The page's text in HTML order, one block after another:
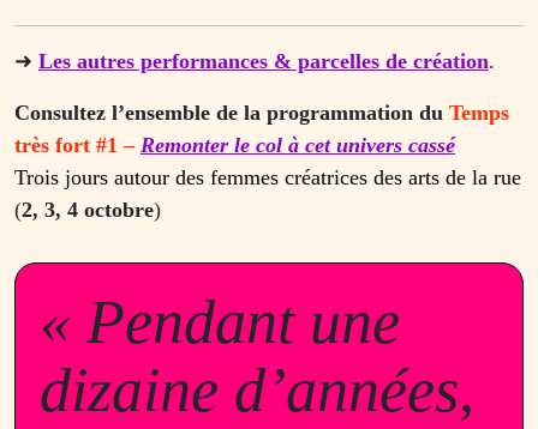
➜ Les autres performances & parcelles de création.
Consultez l’ensemble de la programmation du Temps
très fort #1 – Remonter le col à cet univers cassé
Trois jours autour des femmes créatrices des arts de la rue
(2, 3, 4 octobre)
« Pendant une
dizaine d’années,